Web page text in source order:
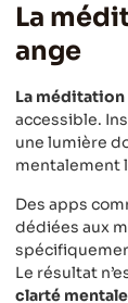
La
ange
La
accessible.
une lumière
mentalement
Des apps
dédiées aux
Le résultat
clarté mentale